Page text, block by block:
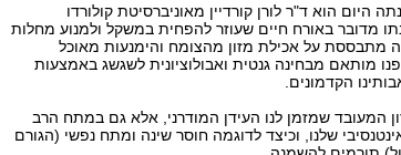
היום הוא ד"ר לורן קורדיין מאוניברסיטת קולורדו
מדובר באורח חיים שעוזר להפחית במשקל ולמנוע מחלות
יום. השיטה מתבססת על אכילת מזון מהצומח והימנעות מאוכל
מותאם מבחינה גנטית ואבולוציונית לשגשג באמצעות
הקדמונים.
המעובד שמזמן לנו העידן המודרני, אלא גם במתח הרב
שלנו, וכיצד לדוגמה חוסר שינה ומתח נפשי (הגורם